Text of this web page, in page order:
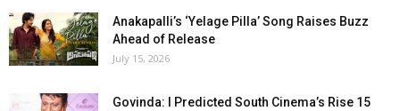
Anakapalli’s ‘Yelage Pilla’ Song Raises Buzz
Ahead of Release
July 15, 2026
Govinda: I Predicted South Cinema’s Rise 15